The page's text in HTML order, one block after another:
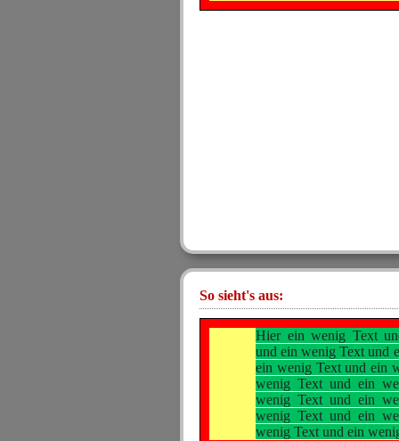
So sieht's aus:
Hier ein wenig Text
und ein wenig Text und
ein wenig Text und ein
wenig Text und ein
wenig Text und ein
wenig Text und ein
wenig Text und ein